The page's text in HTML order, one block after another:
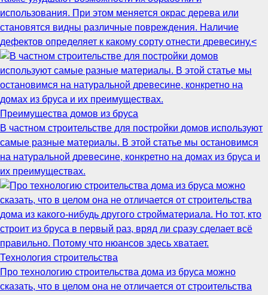
использования. При этом меняется окрас дерева или
становятся видны различные повреждения. Наличие
дефектов определяет к какому сорту отнести древесину.<
Преимущества домов из бруса
В частном строительстве для постройки домов используют
самые разные материалы. В этой статье мы остановимся
на натуральной древесине, конкретно на домах из бруса и
их преимуществах.
Технология строительства
Про технологию строительства дома из бруса можно
сказать, что в целом она не отличается от строительства